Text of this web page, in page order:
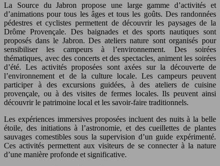
La Source du Jabron propose une large gamme d’activités et
d’animations pour tous les âges et tous les goûts. Des randonnées
pédestres et cyclistes permettent de découvrir les paysages de la
Drôme Provençale. Des baignades et des sports nautiques sont
proposés dans le Jabron. Des ateliers nature sont organisés pour
sensibiliser les campeurs à l’environnement. Des soirées
thématiques, avec des concerts et des spectacles, animent les soirées
d’été. Les activités proposées sont axées sur la découverte de
l’environnement et de la culture locale. Les campeurs peuvent
participer à des excursions guidées, à des ateliers de cuisine
provençale, ou à des visites de fermes locales. Ils peuvent ainsi
découvrir le patrimoine local et les savoir-faire traditionnels.
Les expériences immersives proposées incluent des nuits à la belle
étoile, des initiations à l’astronomie, et des cueillettes de plantes
sauvages comestibles sous la supervision d’un guide expérimenté.
Ces activités permettent aux visiteurs de se connecter à la nature
d’une manière profonde et significative.